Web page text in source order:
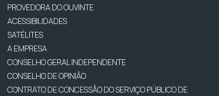
PROVEDORA DO OUVINTE
ACESSIBILIDADES
SATÉLITES
A EMPRESA
CONSELHO GERAL INDEPENDENTE
CONSELHO DE OPINIÃO
CONTRATO DE CONCESSÃO DO SERVIÇO PÚBLICO DE